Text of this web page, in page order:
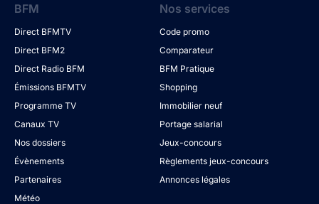
BFM
Direct BFMTV
Direct BFM2
Direct Radio BFM
Émissions BFMTV
Programme TV
Canaux TV
Nos dossiers
Évènements
Partenaires
Météo
Nos services
Code promo
Comparateur
BFM Pratique
Shopping
Immobilier neuf
Portage salarial
Jeux-concours
Règlements jeux-concours
Annonces légales